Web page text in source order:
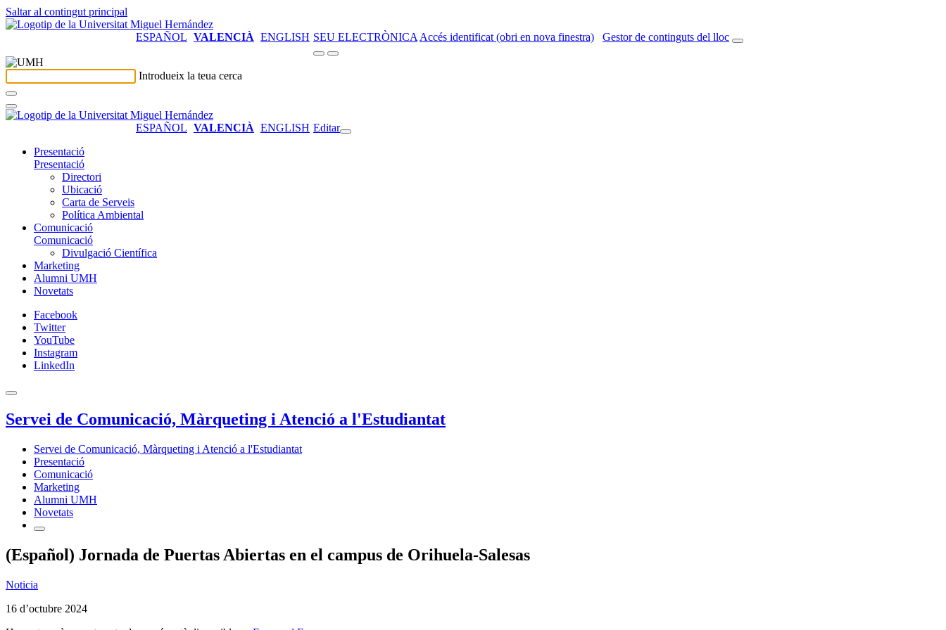
Saltar al contingut principal
ESPAÑOL VALENCIÀ ENGLISH SEU ELECTRÒNICA Accés identificat (obri en nova finestra) Gestor de continguts del lloc
Introdueix la teua cerca
ESPAÑOL VALENCIÀ ENGLISH Editar
Presentació
Presentació
Directori
Ubicació
Carta de Serveis
Política Ambiental
Comunicació
Comunicació
Divulgació Científica
Marketing
Alumni UMH
Novetats
Facebook
Twitter
YouTube
Instagram
LinkedIn
Servei de Comunicació, Màrqueting i Atenció a l'Estudiantat
Servei de Comunicació, Màrqueting i Atenció a l'Estudiantat
Presentació
Comunicació
Marketing
Alumni UMH
Novetats
(Español) Jornada de Puertas Abiertas en el campus de Orihuela-Salesas
Noticia
16 d’octubre 2024